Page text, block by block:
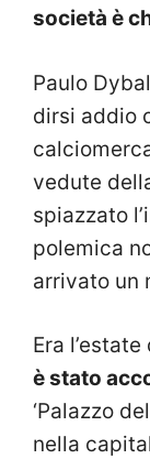
società è
Paulo
dirsi addio
vedute
spiazzato
polemica
arrivato un
Era
è stato
‘Palazzo
nella